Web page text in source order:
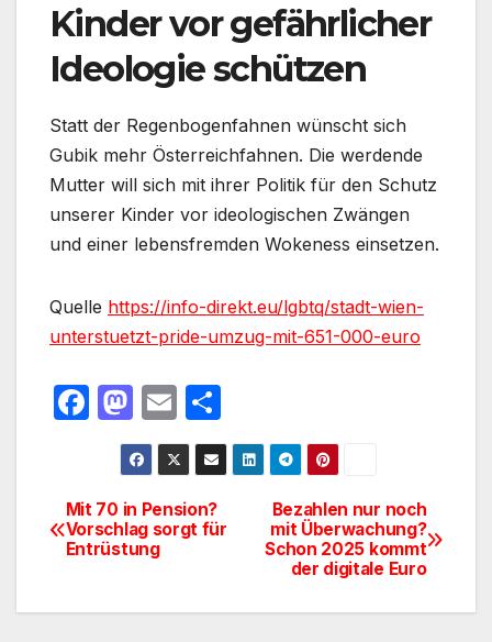
Kinder vor gefährlicher
Ideologie schützen
Statt der Regenbogenfahnen wünscht sich
Gubik mehr Österreichfahnen. Die werdende
Mutter will sich mit ihrer Politik für den Schutz
unserer Kinder vor ideologischen Zwängen
und einer lebensfremden Wokeness einsetzen.
Quelle https://info-direkt.eu/lgbtq/stadt-wien-
unterstuetzt-pride-umzug-mit-651-000-euro
F
e
b
o
M
a
st
o
d
n
E
m
ail
ei
le
Beitragsnavigation
Bezahlen nur noch
mit Überwachung?
Schon 2025 kommt
der digitale Euro
Mit 70 in Pension?
Vorschlag sorgt für
Entrüstung